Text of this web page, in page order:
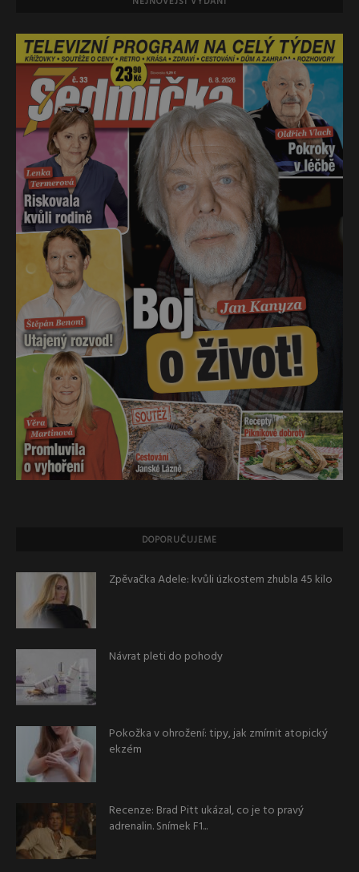
DOPORUČUJEME
Zpěvačka Adele: kvůli úzkostem zhubla 45 kilo
Návrat pleti do pohody
Pokožka v ohrožení: tipy, jak zmírnit atopický
ekzém
Recenze: Brad Pitt ukázal, co je to pravý
adrenalin. Snímek F1...